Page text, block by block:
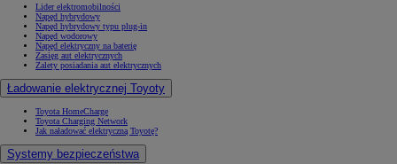
Lider elektromobilności
Napęd hybrydowy
Napęd hybrydowy typu plug-in
Napęd wodorowy
Napęd elektryczny na baterię
Zasięg aut elektrycznych
Zalety posiadania aut elektrycznych
Ładowanie elektrycznej Toyoty
Toyota HomeCharge
Toyota Charging Network
Jak naładować elektryczną Toyotę?
Systemy bezpieczeństwa